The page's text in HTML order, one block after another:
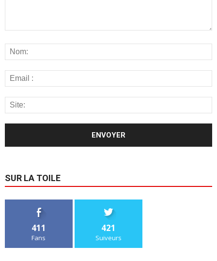
SUR LA TOILE
411
Fans
421
Suiveurs